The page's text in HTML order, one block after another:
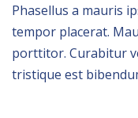
Phasellus a mauris
tempor placerat.
porttitor. Curabitur
tristique est